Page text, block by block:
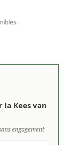
la Kees van
engagement